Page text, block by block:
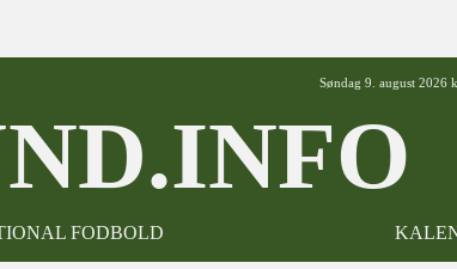
Søndag 9. august 2026
FODBOLD